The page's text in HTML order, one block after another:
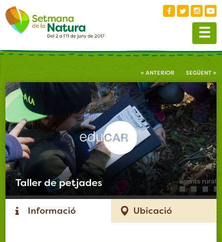
Skip
to
content
☰
« ANTERIOR SEGÜENT »
Taller de petjades
Informació Ubicació